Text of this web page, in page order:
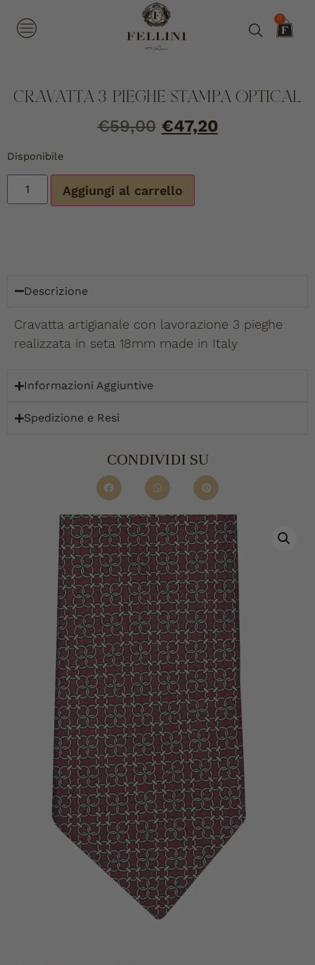
0
CRAVATTA 3 PIEGHE STAMPA OPTICAL
€59,00 €47,20
Disponibile
Aggiungi al carrello
Descrizione
Cravatta artigianale con lavorazione 3 pieghe
realizzata in seta 18mm made in Italy
Informazioni Aggiuntive
Spedizione e Resi
CONDIVIDI SU